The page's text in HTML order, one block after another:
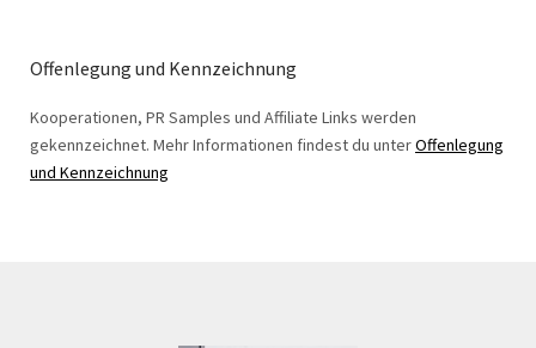
Offenlegung und Kennzeichnung
Kooperationen, PR Samples und Affiliate Links werden
gekennzeichnet. Mehr Informationen findest du unterOffenlegung
und Kennzeichnung